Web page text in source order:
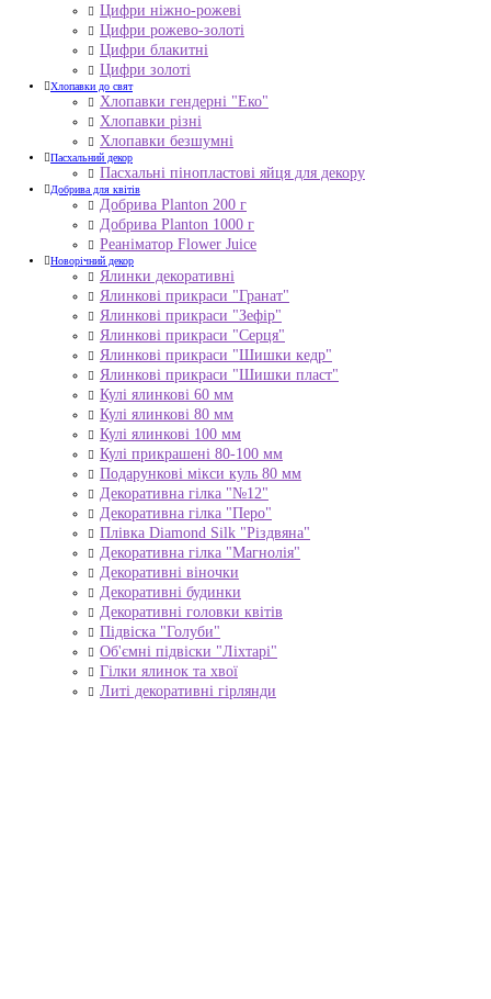
Цифри ніжно-рожеві
Цифри рожево-золоті
Цифри блакитні
Цифри золоті
Хлопавки до свят
Хлопавки гендерні "Еко"
Хлопавки різні
Хлопавки безшумні
Пасхальний декор
Пасхальні пінопластові яйця для декору
Добрива для квітів
Добрива Planton 200 г
Добрива Planton 1000 г
Реаніматор Flower Juice
Новорічний декор
Ялинки декоративні
Ялинкові прикраси "Гранат"
Ялинкові прикраси "Зефір"
Ялинкові прикраси "Серця"
Ялинкові прикраси "Шишки кедр"
Ялинкові прикраси "Шишки пласт"
Кулі ялинкові 60 мм
Кулі ялинкові 80 мм
Кулі ялинкові 100 мм
Кулі прикрашені 80-100 мм
Подарункові мікси куль 80 мм
Декоративна гілка "№12"
Декоративна гілка "Перо"
Плівка Diamond Silk "Різдвяна"
Декоративна гілка "Магнолія"
Декоративні віночки
Декоративні будинки
Декоративні головки квітів
Підвіска "Голуби"
Об'ємні підвіски "Ліхтарі"
Гілки ялинок та хвої
Литі декоративні гірлянди